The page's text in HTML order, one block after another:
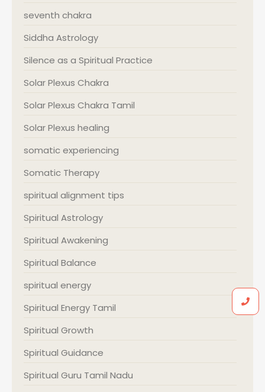
seventh chakra
Siddha Astrology
Silence as a Spiritual Practice
Solar Plexus Chakra
Solar Plexus Chakra Tamil
Solar Plexus healing
somatic experiencing
Somatic Therapy
spiritual alignment tips
Spiritual Astrology
Spiritual Awakening
Spiritual Balance
spiritual energy
Spiritual Energy Tamil
Spiritual Growth
Spiritual Guidance
Spiritual Guru Tamil Nadu